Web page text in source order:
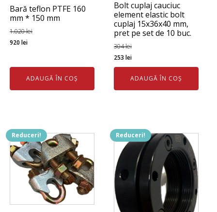
Bară teflon PTFE 160
mm * 150 mm
1.020lei
Prețul
a
fost:
1.020 lei.
920 leiPrețul
este:
920 lei.
ADAUGĂ ÎN COȘ
Bolt cuplaj cauciuc
element elastic bolt
cuplaj 15x36x40 mm,
pret pe set de 10 buc.
304lei
Prețul
inițial
fost:
253leiPrețul
curent
este:
253 lei.
ADAUGĂ ÎN COȘ
Reduceri! Reduceri!